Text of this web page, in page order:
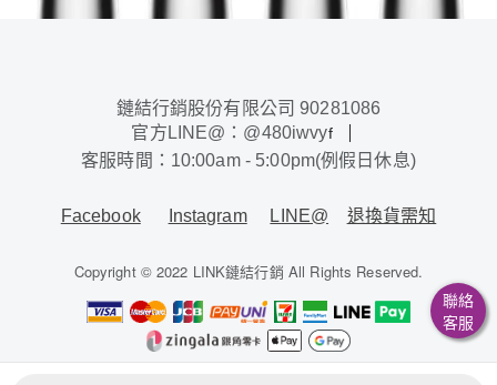
鏈結行銷股份有限公司 90281086
官方LINE@：@480iwvyf
客服時間：10:00am - 5:00pm(例假日休息)
Facebook Instagram LINE@ 退換貨需知
Copyright © 2022 LINK鏈結行銷 All Rights Reserved.
聯絡
客服